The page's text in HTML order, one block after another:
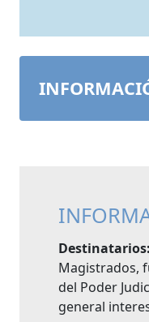
Destinatarios:
Magistrados,
del Poder
general